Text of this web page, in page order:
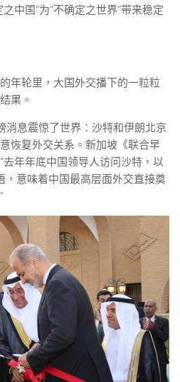
中国”为“不确定之世界”带来稳定
年轮里，大国外交播下的一粒粒
果。
消息震惊了世界：沙特和伊朗北京
恢复外交关系。新加坡《联合早
年年底中国领导人访问沙特，以
，意味着中国最高层面外交直接奠